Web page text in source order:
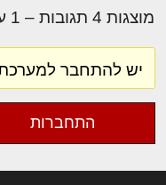
מוצגות 4 תגובות – 1 עד 4 (מתוך 4 סה״כ)
יש להתחבר
התחברות